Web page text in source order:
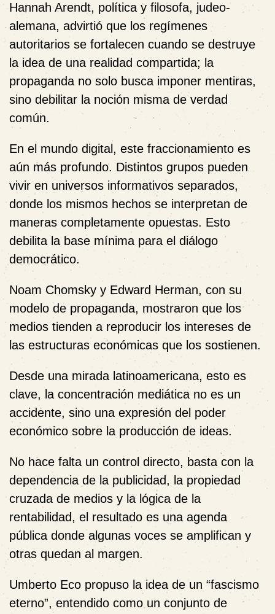
Hannah Arendt, política y filosofa, judeo-
alemana, advirtió que los regímenes
autoritarios se fortalecen cuando se destruye
la idea de una realidad compartida; la
propaganda no solo busca imponer mentiras,
sino debilitar la noción misma de verdad
común.
En el mundo digital, este fraccionamiento es
aún más profundo. Distintos grupos pueden
vivir en universos informativos separados,
donde los mismos hechos se interpretan de
maneras completamente opuestas. Esto
debilita la base mínima para el diálogo
democrático.
Noam Chomsky y Edward Herman, con su
modelo de propaganda, mostraron que los
medios tienden a reproducir los intereses de
las estructuras económicas que los sostienen.
Desde una mirada latinoamericana, esto es
clave, la concentración mediática no es un
accidente, sino una expresión del poder
económico sobre la producción de ideas.
No hace falta un control directo, basta con la
dependencia de la publicidad, la propiedad
cruzada de medios y la lógica de la
rentabilidad, el resultado es una agenda
pública donde algunas voces se amplifican y
otras quedan al margen.
Umberto Eco propuso la idea de un “fascismo
eterno”, entendido como un conjunto de